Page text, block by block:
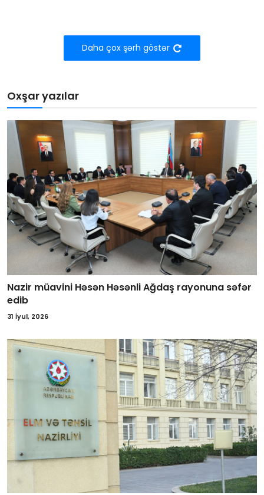
Daha çox şərh göstər
Oxşar yazılar
Nazir müavini Həsən Həsənli Ağdaş rayonuna səfər
edib
31 İyul, 2026